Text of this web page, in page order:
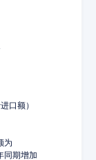
口额）
为
同期增加